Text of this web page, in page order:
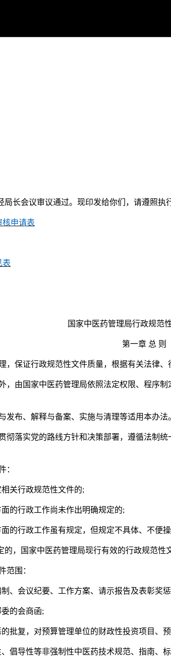
长会议审议通过。现印发给你们，请遵照执
核申请表
表
国家中医药管理局行政规范
第一章 总 则
，保证行政规范性文件质量，根据有关法律
，由国家中医药管理局依照法定权限、程序
布、解释与备案、实施与清理等适用本办法
彻落实党的路线方针和决策部署，遵循法制
：
关行政规范性文件的;
的行政工作尚未作出明确规定的;
的行政工作虽有规定，但规定不具体、不便操
，国家中医药管理局现行有效的行政规范性
范围：
、会议纪要、工作方案、请示报告及表彰奖
的会商函;
批复，对预算管理单位的财政性投资项目、
倡导性等非强制性中医药技术规范、指南、